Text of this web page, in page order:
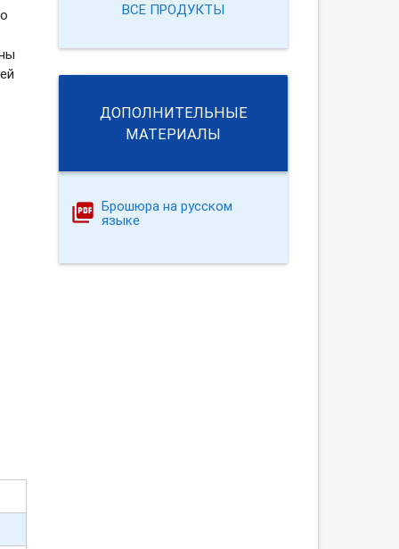
ВСЕ ПРОДУКТЫ
ДОПОЛНИТЕЛЬНЫЕ
МАТЕРИАЛЫ
Брошюра на русском
языке